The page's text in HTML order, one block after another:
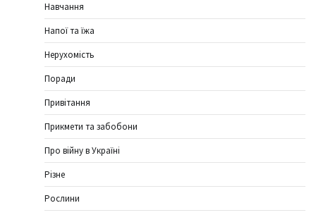
Навчання
Напої та їжа
Нерухомість
Поради
Привітання
Прикмети та забобони
Про війну в Україні
Різне
Рослини